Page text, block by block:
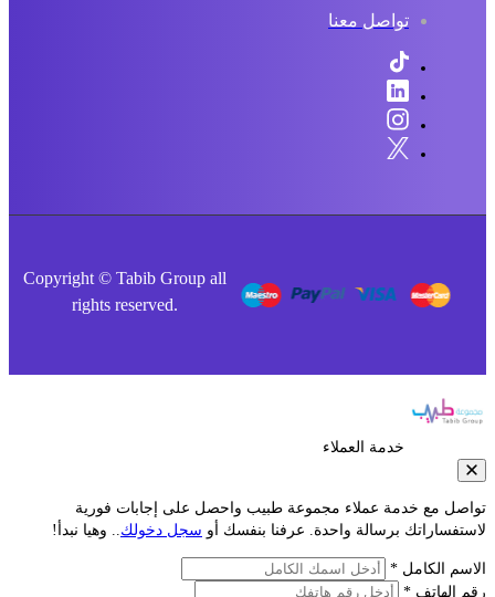
تواصل معنا
Copyright © Tabib Group all
rights reserved.
خدمة العملاء
مع خدمة عملاء مجموعة طبيب واحصل على إجابات فورية
برسالة واحدة. عرفنا بنفسك أوسجل دخولك.. وهيا نبدأ!
الكامل *
الهاتف *